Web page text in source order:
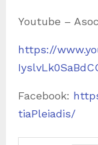
Youtube –
https://
Facebook:
tiaPleiadis/